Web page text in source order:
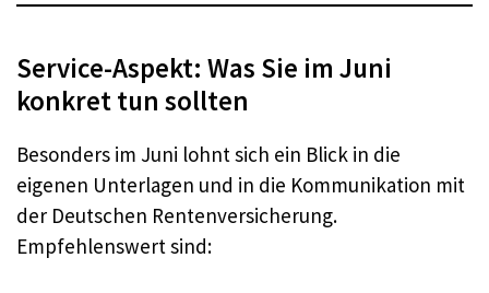
Service-Aspekt: Was Sie im Juni
konkret tun sollten
Besonders im Juni lohnt sich ein Blick in die
eigenen Unterlagen und in die Kommunikation mit
der Deutschen Rentenversicherung.
Empfehlenswert sind: